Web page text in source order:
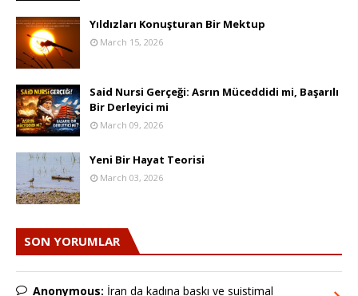
Yıldızları Konuşturan Bir Mektup
March 15, 2026
Said Nursi Gerçeği: Asrın Müceddidi mi, Başarılı
Bir Derleyici mi
March 09, 2026
Yeni Bir Hayat Teorisi
March 03, 2026
SON YORUMLAR
Anonymous: İran da kadına baskı ve suistimal